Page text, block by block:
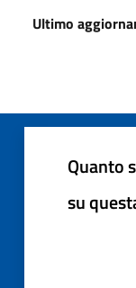
Ultimo
Quanto
su